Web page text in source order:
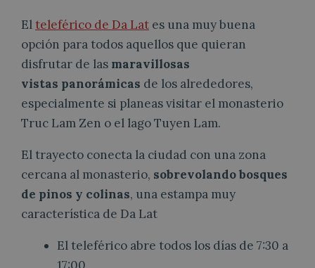
Elteleférico de Da Lat es una muy buena
opción para todos aquellos que quieran
disfrutar de las maravillosas
vistas panorámicas de los alrededores,
especialmente si planeas visitar el monasterio
Truc Lam Zen o el lago Tuyen Lam.
El trayecto conecta la ciudad con una zona
cercana al monasterio, sobrevolando bosques
de pinos y colinas, una estampa muy
característica de Da Lat
El teleférico abre todos los días de 7:30 a